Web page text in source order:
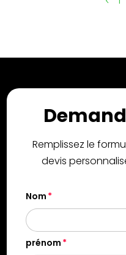
Remplissez le
devis
Nom
prénom